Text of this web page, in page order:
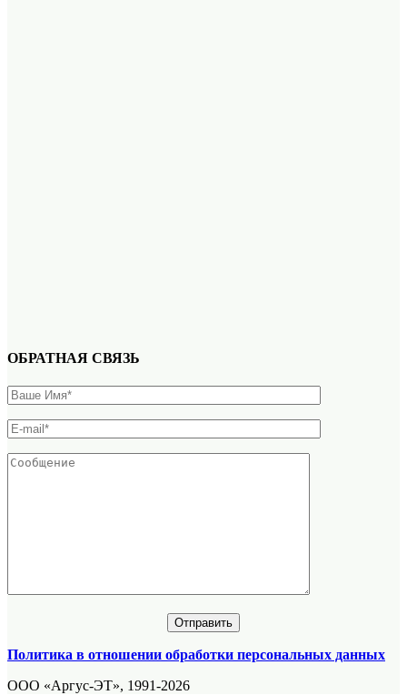
ОБРАТНАЯ СВЯЗЬ
Политика в отношении обработки персональных данных
ООО «Аргус-ЭТ», 1991-2026